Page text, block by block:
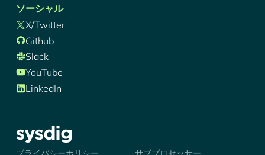
ソーシャル
X/Twitter
Github
Slack
YouTube
LinkedIn
シズディグ-ロゴ